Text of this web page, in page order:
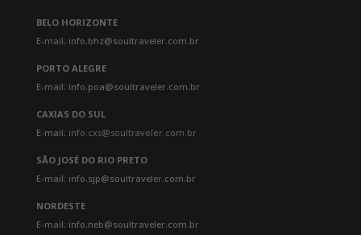
BELO HORIZONTE
E-mail: info.bhz@soultraveler.com.br
PORTO ALEGRE
E-mail: info.poa@soultraveler.com.br
CAXIAS DO SUL
E-mail: info.cxs@soultraveler.com.br
SÃO JOSÉ DO RIO PRETO
E-mail: info.sjp@soultraveler.com.br
NORDESTE
E-mail: info.neb@soultraveler.com.br